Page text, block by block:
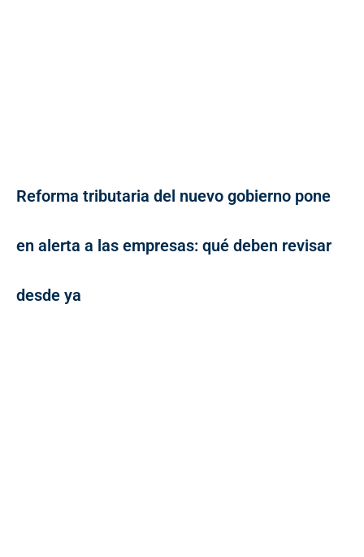
Reforma tributaria del nuevo gobierno pone
en alerta a las empresas: qué deben revisar
desde ya